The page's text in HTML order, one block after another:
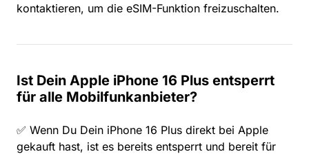
kontaktieren, um die eSIM-Funktion freizuschalten.
Ist Dein Apple iPhone 16 Plus entsperrt
für alle Mobilfunkanbieter?
✅ Wenn Du Dein iPhone 16 Plus direkt bei Apple
gekauft hast, ist es bereits entsperrt und bereit für